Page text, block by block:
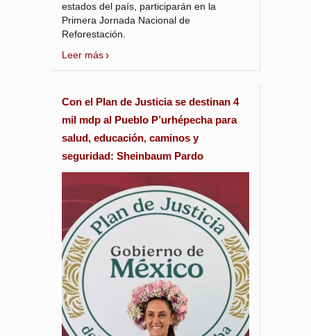
estados del país, participarán en la
Primera Jornada Nacional de
Reforestación.
Leer más
Con el Plan de Justicia se destinan 4
mil mdp al Pueblo P’urhépecha para
salud, educación, caminos y
seguridad: Sheinbaum Pardo